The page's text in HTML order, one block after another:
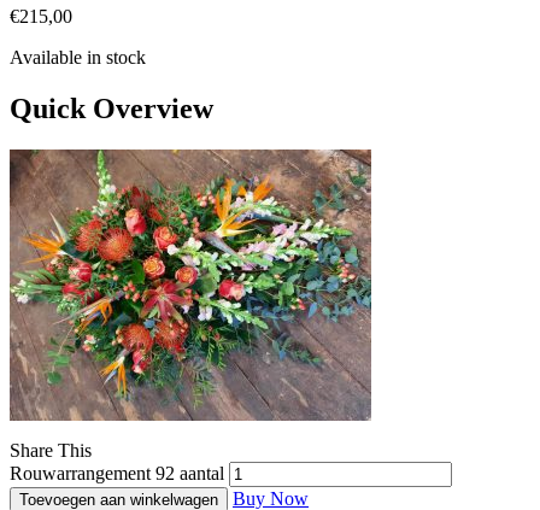
€215,00
Available in stock
Quick Overview
Share This
Rouwarrangement 92 aantal
Toevoegen aan winkelwagen Buy Now